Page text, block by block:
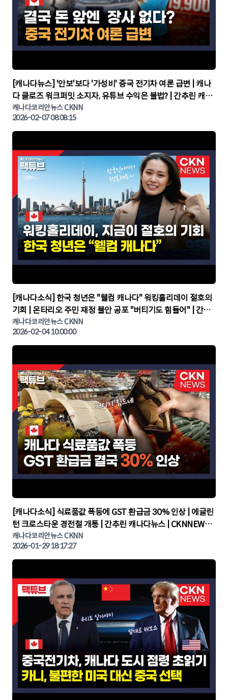
▶
[캐나다뉴스] '안보'보다 '가성비' 중국 전기차 여론 급변 | 캐나
다 클로즈 워크퍼밋 소지자, 유튜브 수익은 불법? | 간추린 캐나
다뉴스 | CKNNEWS, 캐나다코리안뉴스
캐나다코리안뉴스 CKNN
2026-02-07 08:08:15
▶
[캐나다소식] 한국 청년은 "웰컴 캐나다" 워킹홀리데이 절호의
기회 | 온타리오 주민 재정 불안 공포 "버티기도 힘들어" | 간추
린 캐나다뉴스 | CKNNEWS, 캐나다코리안뉴스
캐나다코리안뉴스 CKNN
2026-02-04 10:00:00
▶
[캐나다소식] 식료품값 폭등에 GST 환급금 30% 인상 | 에글린
턴 크로스타운 경전철 개통 | 간추린 캐나다뉴스 | CKNNEWS,
캐나다코리안뉴스
캐나다코리안뉴스 CKNN
2026-01-29 18:17:27